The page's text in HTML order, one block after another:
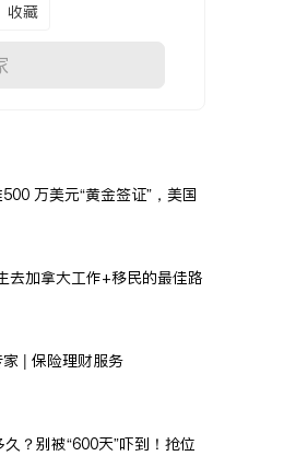
收藏
万美元“黄金签证”，美国
去加拿大工作+移民的最佳路
| 保险理财服务
？别被“600天”吓到！抢位